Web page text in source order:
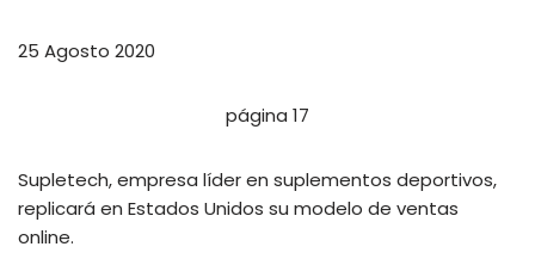
25 Agosto 2020
página 17
Supletech, empresa líder en suplementos deportivos,
replicará en Estados Unidos su modelo de ventas
online.